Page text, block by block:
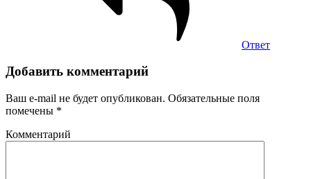
Ответ
Добавить комментарий
Ваш e-mail не будет опубликован. Обязательные поля
помечены *
Комментарий